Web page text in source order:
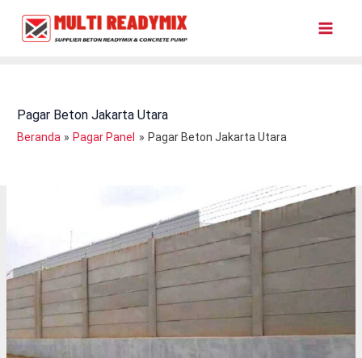
Pagar Beton Jakarta Utara
Beranda Pagar Panel Pagar Beton Jakarta Utara